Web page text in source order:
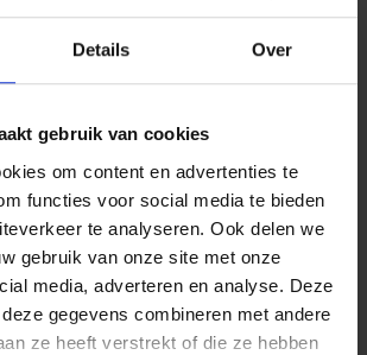
Details Over
gebruik van cookies
om content en advertenties te
functies voor social media te bieden
te analyseren. Ook delen we
gebruik van onze site met onze
media, adverteren en analyse. Deze
gegevens combineren met andere
ze heeft verstrekt of die ze hebben
beperkingen van toepassing.
voorbeelden uit deinformatiefiche.
wegens misdaden of
misdaden;
buitencontractuele verdediging
van een verzekering burgerlijke
en er geen belangenconflict
die verzekeraar;
van honoraria of